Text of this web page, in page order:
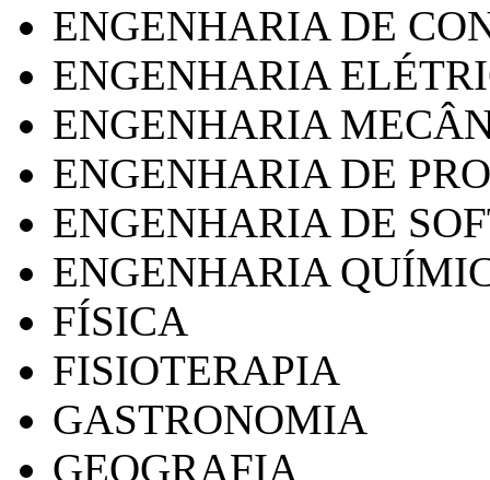
ENGENHARIA DE
ENGENHARIA
ENGENHARIA
ENGENHARIA DE
ENGENHARIA DE
ENGENHARIA
FÍSICA
FISIOTERAPIA
GASTRONOMIA
GEOGRAFIA